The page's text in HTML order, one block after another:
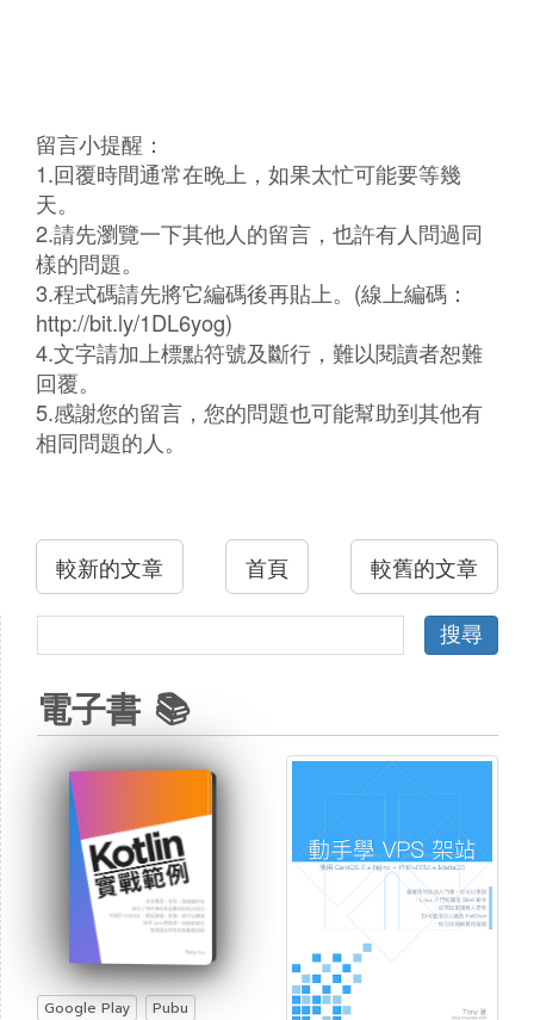
留言小提醒：
1.回覆時間通常在晚上，如果太忙可能要等幾
天。
2.請先瀏覽一下其他人的留言，也許有人問過同
樣的問題。
3.程式碼請先將它編碼後再貼上。(線上編碼：
http://bit.ly/1DL6yog)
4.文字請加上標點符號及斷行，難以閱讀者恕難
回覆。
5.感謝您的留言，您的問題也可能幫助到其他有
相同問題的人。
較新的文章 較舊的文章
首頁
電子書 📚
Google Play
Pubu